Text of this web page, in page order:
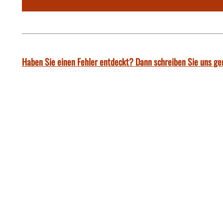
Haben Sie einen Fehler entdeckt? Dann schreiben Sie uns